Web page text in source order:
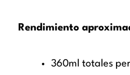
Rendimiento
360ml totales